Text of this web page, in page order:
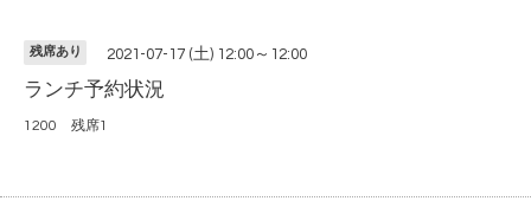
残席あり 2021-07-17 (土) 12:00～12:00
ランチ予約状況
1200 残席1